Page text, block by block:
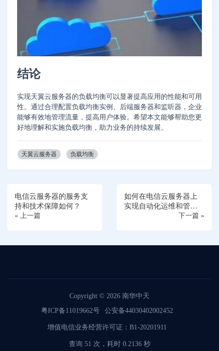
结论
实现天翼云服务器的负载均衡可以显著提高应用的性能和可用
性。通过合理配置负载均衡实例、后端服务器和监听器，企业
能够有效地管理流量，提高用户体验。希望本文能够帮助您更
好地理解和实施负载均衡，助力业务的持续发展。
天翼云服务器 负载均衡
电信云服务器的服务支
持和技术保障如何？
« 上一篇
如何在电信云服务器上
实现自动化运维和管
下一篇 »
Copyright © 2026 南华中天
粤ICP备11019662号
公安备44030402002452
增值电信业务经营许可证：B1-20201911
查询 51 次，耗时 0.2136 秒